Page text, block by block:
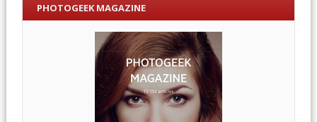
PHOTOGEEK MAGAZINE